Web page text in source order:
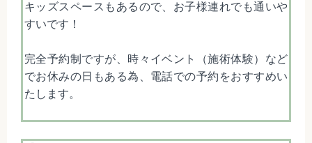
キッズスペースもあるので、お子様連れでも通いや
すいです！
完全予約制ですが、時々イベント（施術体験）など
でお休みの日もある為、電話での予約をおすすめい
たします。